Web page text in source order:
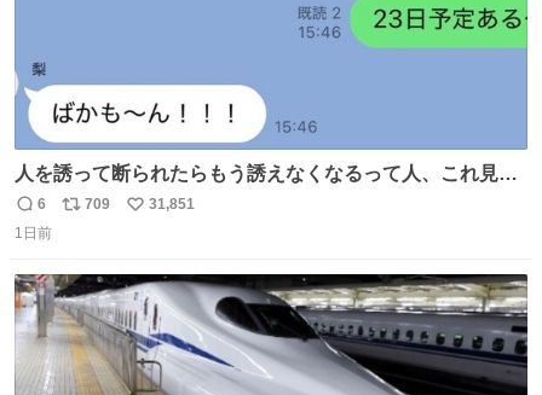
人を誘って断られたらもう誘えなくなるって人、これ見て
元気出してほしい
返
信
6
リ
ト
数
709
い
数
31,851
1日前